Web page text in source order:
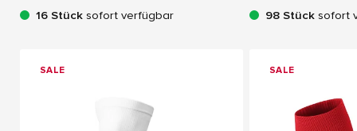
16 Stück sofort verfügbar 98 Stück sofort
SALE SALE